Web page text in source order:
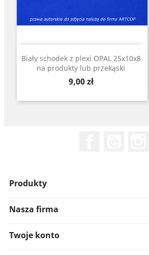
Biały schodek z plexi OPAL 25x10x8
na produkty lub przekąski
Cena
9,00 zł
Produkty
Nasza firma
Twoje konto